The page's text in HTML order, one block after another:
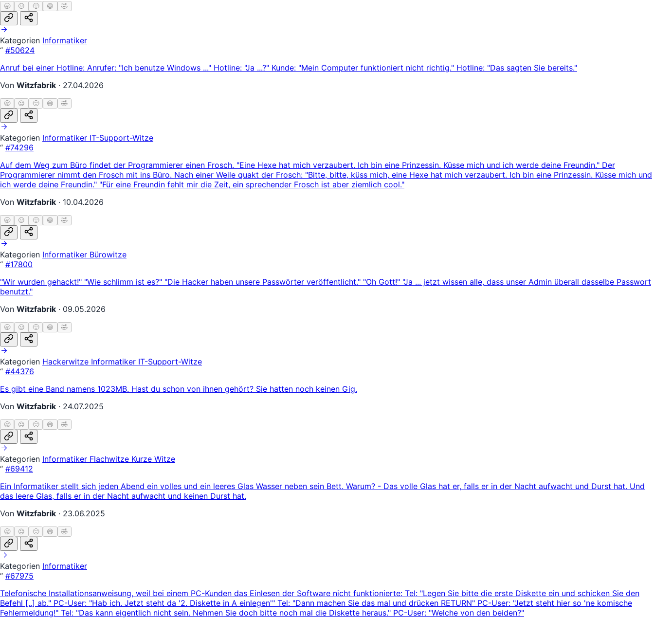
🥱 😐 🙂 😄 🤣
Kategorien Informatiker
“ #50624
Anruf bei einer Hotline: Anrufer: "Ich benutze Windows ..." Hotline: "Ja ...?" Kunde: "Mein Computer funktioniert nicht richtig." Hotline: "Das sagten Sie bereits."
Von Witzfabrik · 27.04.2026
🥱 😐 🙂 😄 🤣
Kategorien Informatiker IT-Support-Witze
“ #74296
Auf dem Weg zum Büro findet der Programmierer einen Frosch. "Eine Hexe hat mich verzaubert. Ich bin eine Prinzessin. Küsse mich und ich werde deine Freundin." Der
Programmierer nimmt den Frosch mit ins Büro. Nach einer Weile quakt der Frosch: "Bitte, bitte, küss mich, eine Hexe hat mich verzaubert. Ich bin eine Prinzessin. Küsse mich und
ich werde deine Freundin." "Für eine Freundin fehlt mir die Zeit, ein sprechender Frosch ist aber ziemlich cool."
Von Witzfabrik · 10.04.2026
🥱 😐 🙂 😄 🤣
Kategorien Informatiker Bürowitze
“ #17800
"Wir wurden gehackt!" "Wie schlimm ist es?" "Die Hacker haben unsere Passwörter veröffentlicht." "Oh Gott!" "Ja ... jetzt wissen alle, dass unser Admin überall dasselbe Passwort
benutzt."
Von Witzfabrik · 09.05.2026
🥱 😐 🙂 😄 🤣
Kategorien Hackerwitze Informatiker IT-Support-Witze
“ #44376
Es gibt eine Band namens 1023MB. Hast du schon von ihnen gehört? Sie hatten noch keinen Gig.
Von Witzfabrik · 24.07.2025
🥱 😐 🙂 😄 🤣
Kategorien Informatiker Flachwitze Kurze Witze
“ #69412
Ein Informatiker stellt sich jeden Abend ein volles und ein leeres Glas Wasser neben sein Bett. Warum? - Das volle Glas hat er, falls er in der Nacht aufwacht und Durst hat. Und
das leere Glas, falls er in der Nacht aufwacht und keinen Durst hat.
Von Witzfabrik · 23.06.2025
🥱 😐 🙂 😄 🤣
Kategorien Informatiker
“ #67975
Telefonische Installationsanweisung, weil bei einem PC-Kunden das Einlesen der Software nicht funktionierte: Tel: "Legen Sie bitte die erste Diskette ein und schicken Sie den
Befehl [..] ab." PC-User: "Hab ich. Jetzt steht da '2. Diskette in A einlegen'" Tel: "Dann machen Sie das mal und drücken RETURN" PC-User: "Jetzt steht hier so 'ne komische
Fehlermeldung!" Tel: "Das kann eigentlich nicht sein. Nehmen Sie doch bitte noch mal die Diskette heraus." PC-User: "Welche von den beiden?"